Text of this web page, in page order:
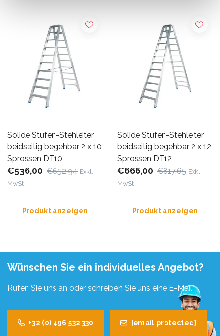
Solide Stufen-Stehleiter
beidseitig begehbar 2 x 10
Sprossen DT10
€536,00 €652,94 Exkl.
MwSt
Produkt anzeigen
Solide Stufen-Stehleiter
beidseitig begehbar 2 x 12
Sprossen DT12
€666,00 €817,65 Exkl.
MwSt
Produkt anzeigen
Wünschen Sie ein individuelles Angebot?
Rufen Sie uns an oder schreiben Sie uns eine E-Mail!
+32 (0) 496 532 330 [email protected]